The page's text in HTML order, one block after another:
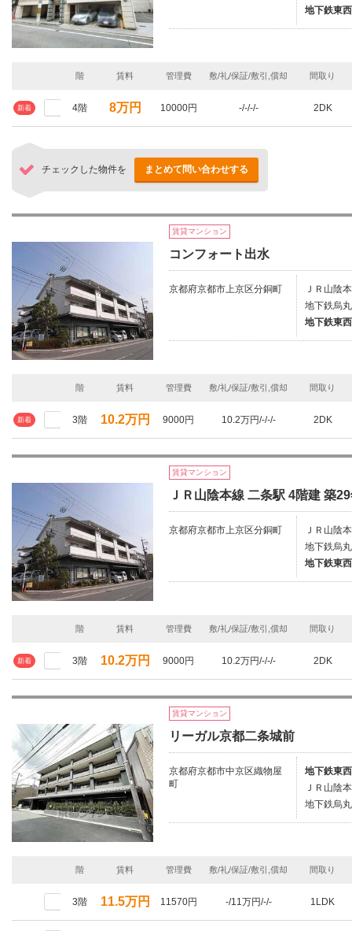
地下鉄東
階 賃料 管理費 敷/礼/保証/敷引,償却 間取り
新着 4階 8万円 10000円 -/-/-/- 2DK
チェックした物件を まとめて問い合わせする
賃貸マンション
コンフォート出水
京都府京都市上京区分銅町
ＪＲ山陰
地下鉄烏
地下鉄東
階 賃料 管理費 敷/礼/保証/敷引,償却 間取り
新着 3階 10.2万円 9000円 10.2万円/-/-/- 2DK
賃貸マンション
ＪＲ山陰本線 二条駅 4階建 築
京都府京都市上京区分銅町
ＪＲ山陰
地下鉄烏
地下鉄東
階 賃料 管理費 敷/礼/保証/敷引,償却 間取り
新着 3階 10.2万円 9000円 10.2万円/-/-/- 2DK
賃貸マンション
リーガル京都二条城前
京都府京都市中京区織物屋
町
地下鉄東
ＪＲ山陰
地下鉄烏
階 賃料 管理費 敷/礼/保証/敷引,償却 間取り
3階 11.5万円 11570円 -/11万円/-/- 1LDK